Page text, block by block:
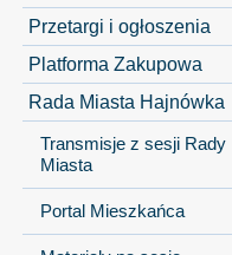
Przetargi i ogłoszenia
Platforma Zakupowa
Rada Miasta Hajnówka
Transmisje z sesji Rady
Miasta
Portal Mieszkańca